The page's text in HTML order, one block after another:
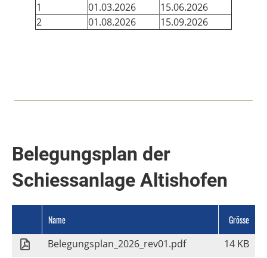
1
01.03.2026
15.06.2026
2
01.08.2026 15.09.2026
Belegungsplan der
Schiessanlage Altishofen
Name Grösse
Belegungsplan_2026_rev01.pdf 14 KB